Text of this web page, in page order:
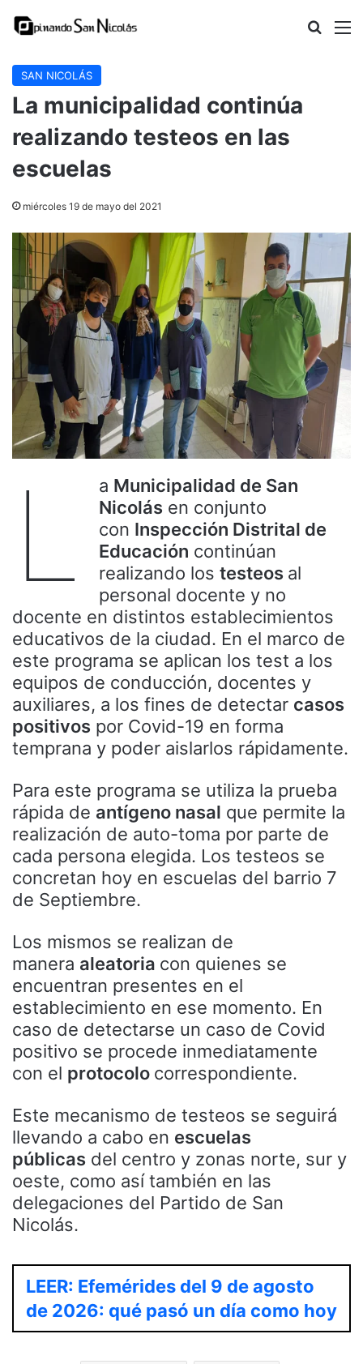
Buscar
SAN NICOLÁS
La municipalidad continúa
realizando testeos en las
escuelas
miércoles 19 de mayo del 2021
L a Municipalidad de San
Nicolás en conjunto
con Inspección Distrital de
Educación continúan
realizando los testeos al
personal docente y no
docente en distintos establecimientos
educativos de la ciudad. En el marco de
este programa se aplican los test a los
equipos de conducción, docentes y
auxiliares, a los fines de detectar casos
positivos por Covid-19 en forma
temprana y poder aislarlos rápidamente.
Para este programa se utiliza la prueba
rápida de antígeno nasal que permite la
realización de auto-toma por parte de
cada persona elegida. Los testeos se
concretan hoy en escuelas del barrio 7
de Septiembre.
Los mismos se realizan de
manera aleatoria con quienes se
encuentran presentes en el
establecimiento en ese momento. En
caso de detectarse un caso de Covid
positivo se procede inmediatamente
con el protocolo correspondiente.
Este mecanismo de testeos se seguirá
llevando a cabo en escuelas
públicas del centro y zonas norte, sur y
oeste, como así también en las
delegaciones del Partido de San
Nicolás.
LEER: Efemérides del 9 de agosto
de 2026: qué pasó un día como hoy